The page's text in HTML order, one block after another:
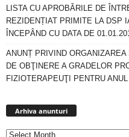
LISTA CU APROBĂRILE DE
REZIDENȚIAT PRIMITE LA DSP
ÎNCEPÂND CU DATA DE
ANUNȚ PRIVIND
DE OBŢINERE A GRADELOR
FIZIOTERAPEUŢI PENTRU
Arhiva anunturi